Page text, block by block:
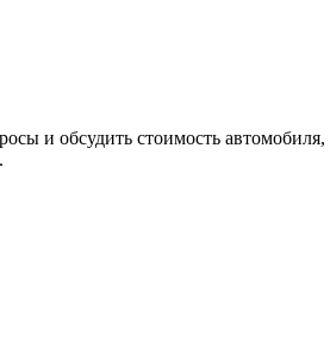
и обсудить стоимость автомобиля,